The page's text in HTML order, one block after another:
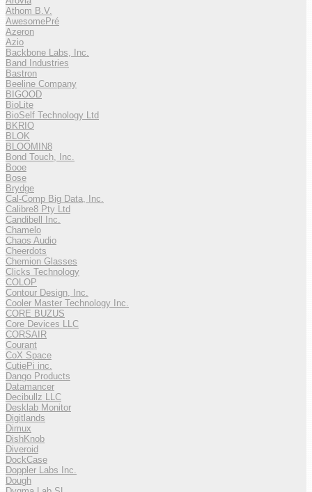
Athom B.V.
AwesomePré
Azeron
Azio
Backbone Labs, Inc.
Band Industries
Bastron
Beeline Company
BIGOOD
BioLite
BioSelf Technology Ltd
BKRIO
BLOK
BLOOMIN8
Bond Touch, Inc.
Booe
Bose
Brydge
Cal-Comp Big Data, Inc.
Calibre8 Pty Ltd
Candibell Inc.
Chamelo
Chaos Audio
Cheerdots
Chemion Glasses
Clicks Technology
COLOP
Contour Design, Inc.
Cooler Master Technology Inc.
CORE BUZUS
Core Devices LLC
CORSAIR
Courant
CoX Space
CutiePi inc.
Dango Products
Datamancer
Decibullz LLC
Desklab Monitor
Digitlands
Dimux
DishKnob
Diveroid
DockCase
Doppler Labs Inc.
Dough